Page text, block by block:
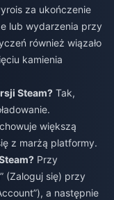
za ukończenie
lub wydarzenia przy
również wiązało
kamienia
Steam? Tak,
większą
z marżą platformy.
Przy
(Zaloguj się) przy
a następnie